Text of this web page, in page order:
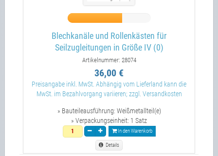
Blechkanäle und Rollenkästen für
Seilzugleitungen in Größe IV (0)
Artikelnummer: 28074
36,00 €
Preisangabe inkl. MwSt. Abhängig vom Lieferland kann die
MwSt. im Bezahlvorgang variieren; zzgl. Versandkosten
» Bauteileausführung: Weißmetallteil(e)
» Verpackungseinheit: 1 Satz
In den Warenkorb
Details